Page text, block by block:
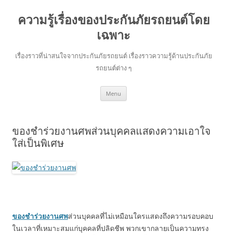
ความรู้เรื่องของประกันภัยรถยนต์โดย
เฉพาะ
เรื่องราวที่น่าสนใจจากประกันภัยรถยนต์ เรื่องราวความรู้ด้านประกันภัย
รถยนต์ต่าง ๆ
Menu
ของชำร่วยงานศพส่วนบุคคลแสดงความเอาใจ
ใส่เป็นพิเศษ
ของชำร่วยงานศพส่วนบุคคลที่ไม่เหมือนใครแสดงถึงความรอบคอบ
ในเวลาที่เหมาะสมแก่บุคคลที่ปลิดชีพ พวกเขากลายเป็นความทรง